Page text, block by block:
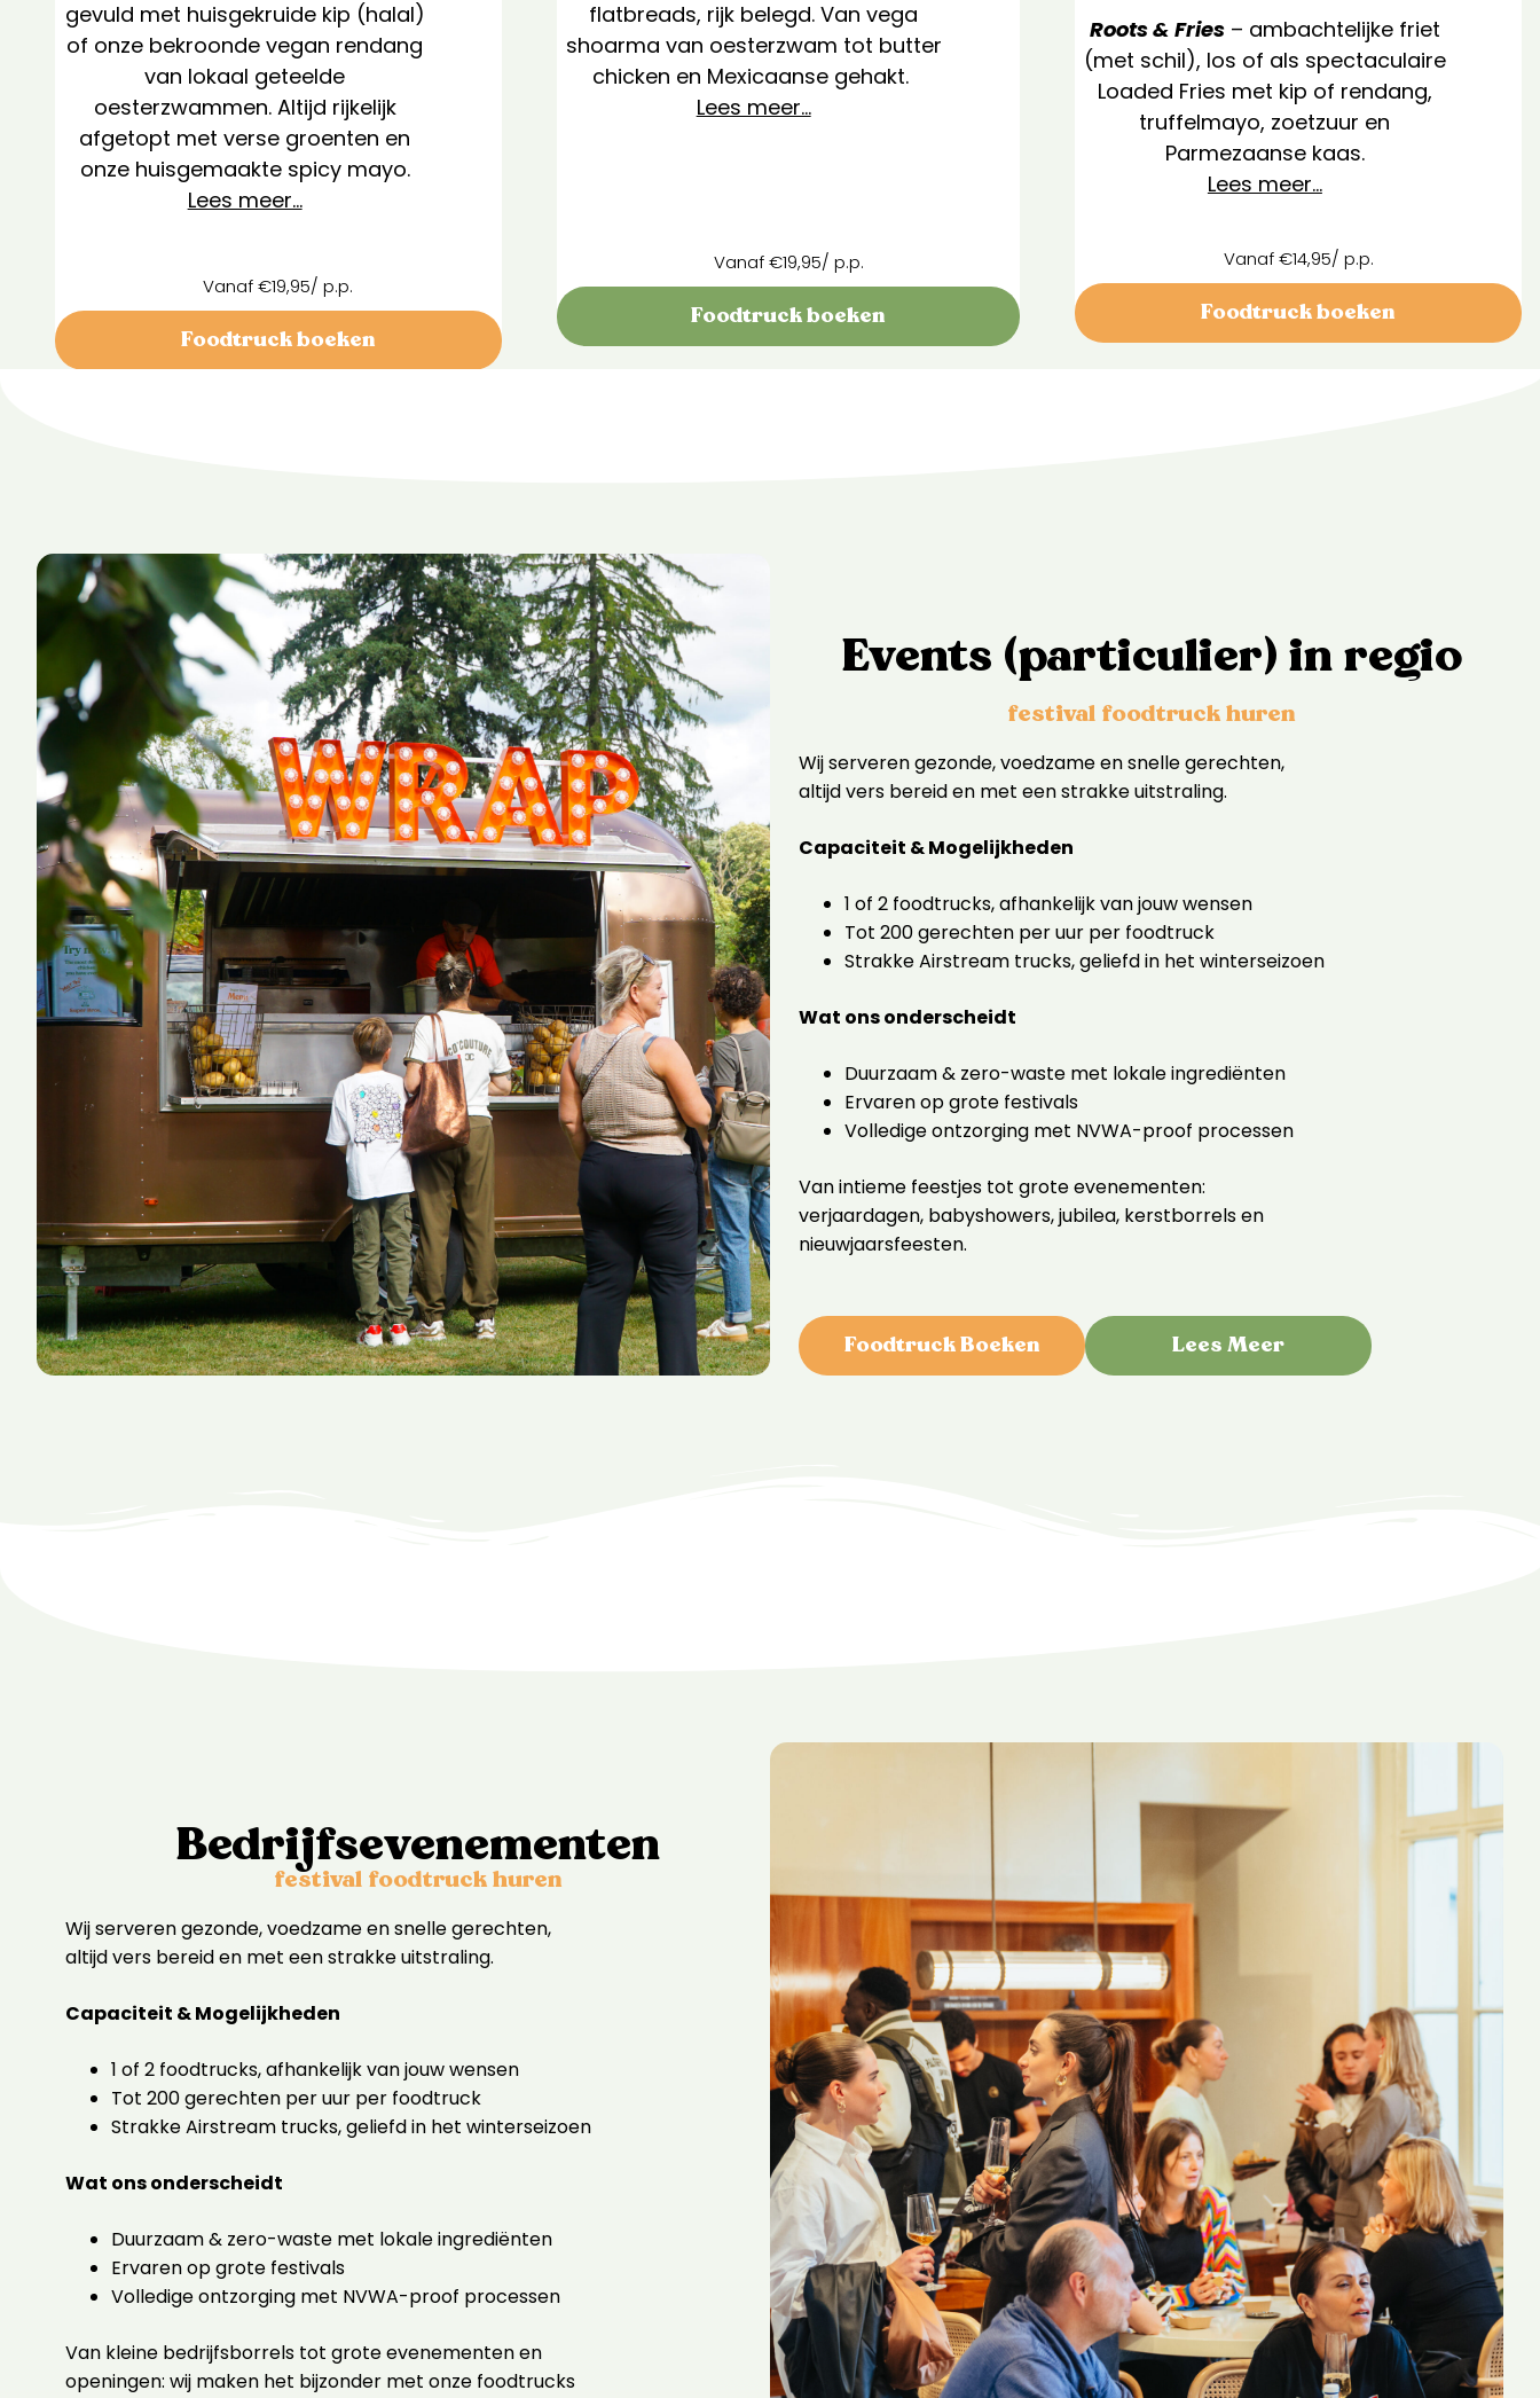
gevuld met huisgekruide kip (halal)
of onze bekroonde vegan rendang
van lokaal geteelde
oesterzwammen. Altijd rijkelijk
afgetopt met verse groenten en
onze huisgemaakte spicy mayo.
Lees meer…
Vanaf €19,95/ p.p.
Foodtruck boeken
flatbreads, rijk belegd. Van vega
shoarma van oesterzwam tot butter
chicken en Mexicaanse gehakt.
Lees meer…
Vanaf €19,95/ p.p.
Foodtruck boeken
Roots & Fries– ambachtelijke friet
(met schil), los of als spectaculaire
Loaded Fries met kip of rendang,
truffelmayo, zoetzuur en
Parmezaanse kaas.
Lees meer…
Vanaf €14,95/ p.p.
Foodtruck boeken
Events (particulier) in regio
festival foodtruck huren
Wij serveren gezonde, voedzame en snelle gerechten,
altijd vers bereid en met een strakke uitstraling.
Capaciteit & Mogelijkheden
1 of 2 foodtrucks, afhankelijk van jouw wensen
Tot 200 gerechten per uur per foodtruck
Strakke Airstream trucks, geliefd in het winterseizoen
Wat ons onderscheidt
Duurzaam & zero-waste met lokale ingrediënten
Ervaren op grote festivals
Volledige ontzorging met NVWA-proof processen
Van intieme feestjes tot grote evenementen:
verjaardagen, babyshowers, jubilea, kerstborrels en
nieuwjaarsfeesten.
Foodtruck Boeken Lees Meer
Bedrijfsevenementen
festival foodtruck huren
Wij serveren gezonde, voedzame en snelle gerechten,
altijd vers bereid en met een strakke uitstraling.
Capaciteit & Mogelijkheden
1 of 2 foodtrucks, afhankelijk van jouw wensen
Tot 200 gerechten per uur per foodtruck
Strakke Airstream trucks, geliefd in het winterseizoen
Wat ons onderscheidt
Duurzaam & zero-waste met lokale ingrediënten
Ervaren op grote festivals
Volledige ontzorging met NVWA-proof processen
Van kleine bedrijfsborrels tot grote evenementen en
openingen: wij maken het bijzonder met onze foodtrucks